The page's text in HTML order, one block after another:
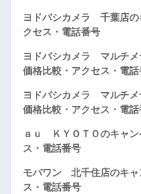
ヨドバシカメラ 千葉店の
クセス・電話番号
ヨドバシカメラ マルチメ
価格比較・アクセス・電話
ヨドバシカメラ マルチメ
価格比較・アクセス・電話
ａｕ ＫＹＯＴＯのキャン
ス・電話番号
モバワン 北千住店のキャ
ス・電話番号